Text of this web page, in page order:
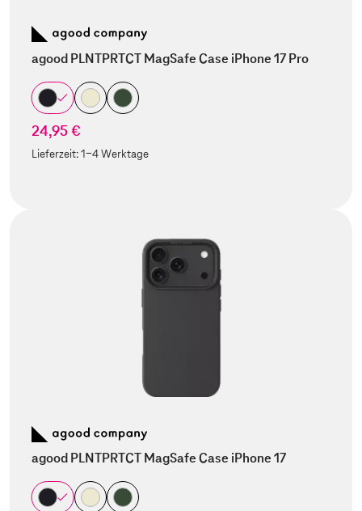
agood PLNTPRTCT MagSafe Case iPhone 17 Pro
24,95 €
Lieferzeit:1-4 Werktage
agood PLNTPRTCT MagSafe Case iPhone 17